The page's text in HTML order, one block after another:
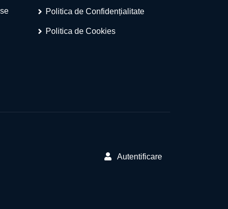
Politica de Confidențialitate
Politica de Cookies
Autentificare